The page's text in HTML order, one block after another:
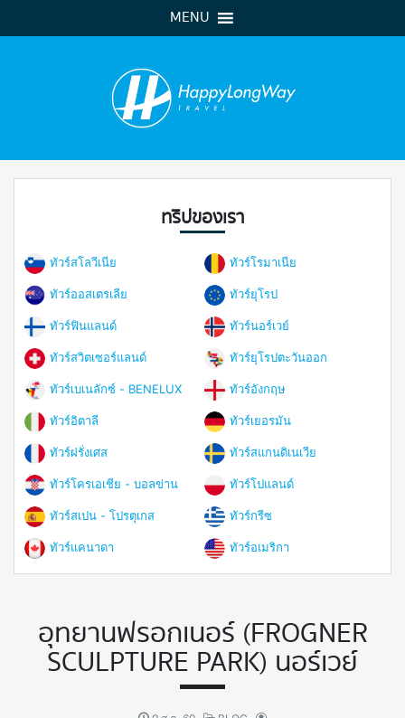
MENU
ทริปของเรา
ทัวร์สโลวีเนีย ทัวร์โรมาเนีย
ทัวร์ออสเตรเลีย ทัวร์ยุโรป
ทัวร์ฟินแลนด์ ทัวร์นอร์เวย์
ทัวร์สวิตเซอร์แลนด์ ทัวร์ยุโรปตะวันออก
ทัวร์เบเนลักซ์ - BENELUX ทัวร์อังกฤษ
ทัวร์อิตาลี ทัวร์เยอรมัน
ทัวร์ฝรั่งเศส ทัวร์สแกนดิเนเวีย
ทัวร์โครเอเชีย - บอลข่าน ทัวร์โปแลนด์
ทัวร์สเปน - โปรตุเกส ทัวร์กรีซ
ทัวร์แคนาดา ทัวร์อเมริกา
อุทยานฟรอกเนอร์ (FROGNER
SCULPTURE PARK) นอร์เวย์